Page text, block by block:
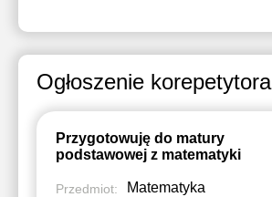
Ogłoszenie korepetytora
Przygotowuję do matury
podstawowej z matematyki
Przedmiot: Matematyka